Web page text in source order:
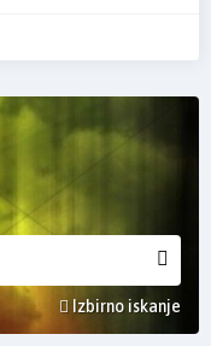
Izbirno iskanje